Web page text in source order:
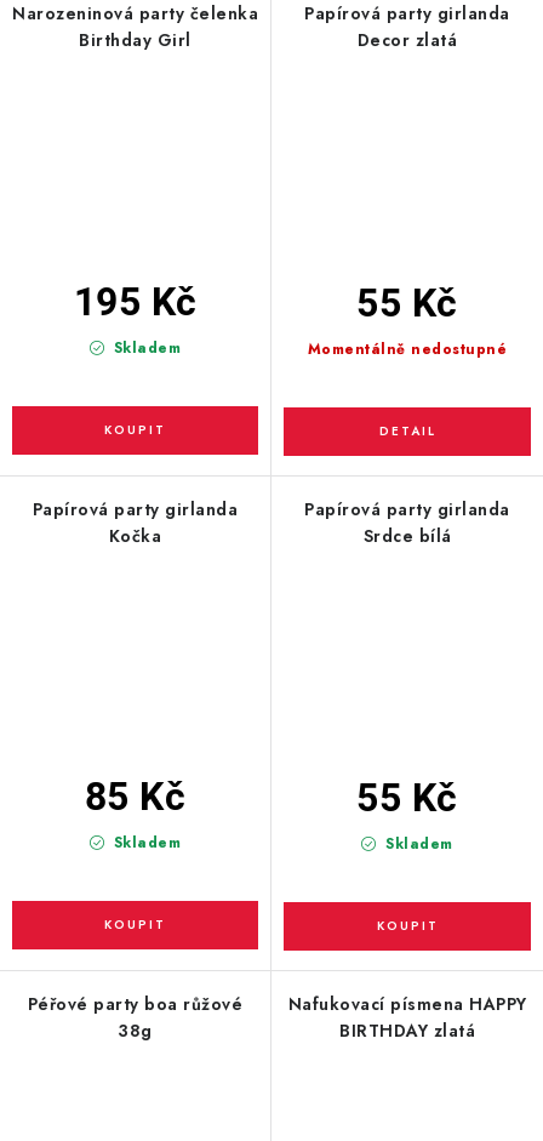
Narozeninová party čelenka
Birthday Girl
Skladem
195 Kč
Papírová party girlanda
Decor zlatá
Momentálně nedostupné
55 Kč
Papírová party girlanda
Kočka
Skladem
85 Kč
Papírová party girlanda
Srdce bílá
Skladem
55 Kč
Péřové party boa růžové
38g
Nafukovací písmena HAPPY
BIRTHDAY zlatá